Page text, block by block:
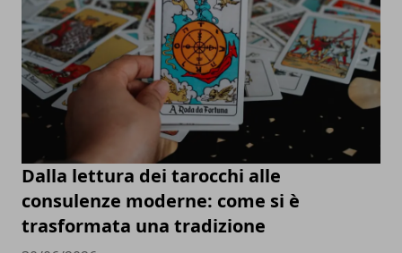
Dalla lettura dei tarocchi alle
consulenze moderne: come si è
trasformata una tradizione